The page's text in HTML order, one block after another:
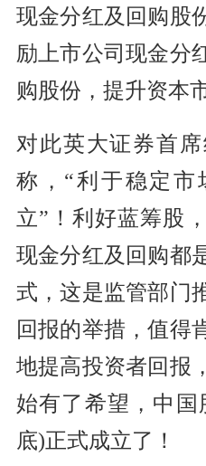
现金分红及回购股
励上市公司现金分
购股份，提升资本
对此英大证券首
称，“利于稳定市
立”！利好蓝筹股
现金分红及回购都
式，这是监管部门
回报的举措，值得
地提高投资者回报
始有了希望，中
底)正式成立了！